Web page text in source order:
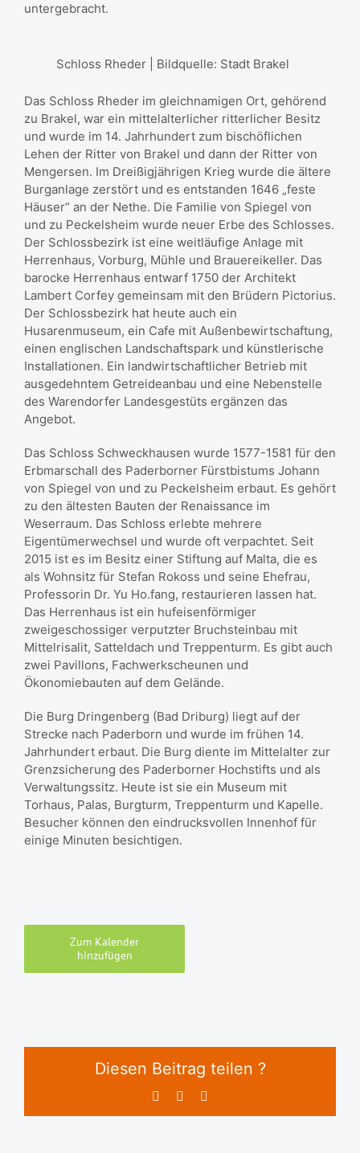
untergebracht.
Schloss Rheder | Bildquelle: Stadt Brakel
Das Schloss Rheder im gleichnamigen Ort, gehörend
zu Brakel, war ein mittelalterlicher ritterlicher Besitz
und wurde im 14. Jahrhundert zum bischöflichen
Lehen der Ritter von Brakel und dann der Ritter von
Mengersen. Im Dreißigjährigen Krieg wurde die ältere
Burganlage zerstört und es entstanden 1646 „feste
Häuser“ an der Nethe. Die Familie von Spiegel von
und zu Peckelsheim wurde neuer Erbe des Schlosses.
Der Schlossbezirk ist eine weitläufige Anlage mit
Herrenhaus, Vorburg, Mühle und Brauereikeller. Das
barocke Herrenhaus entwarf 1750 der Architekt
Lambert Corfey gemeinsam mit den Brüdern Pictorius.
Der Schlossbezirk hat heute auch ein
Husarenmuseum, ein Cafe mit Außenbewirtschaftung,
einen englischen Landschaftspark und künstlerische
Installationen. Ein landwirtschaftlicher Betrieb mit
ausgedehntem Getreideanbau und eine Nebenstelle
des Warendorfer Landesgestüts ergänzen das
Angebot.
Das Schloss Schweckhausen wurde 1577-1581 für den
Erbmarschall des Paderborner Fürstbistums Johann
von Spiegel von und zu Peckelsheim erbaut. Es gehört
zu den ältesten Bauten der Renaissance im
Weserraum. Das Schloss erlebte mehrere
Eigentümerwechsel und wurde oft verpachtet. Seit
2015 ist es im Besitz einer Stiftung auf Malta, die es
als Wohnsitz für Stefan Rokoss und seine Ehefrau,
Professorin Dr. Yu Ho.fang, restaurieren lassen hat.
Das Herrenhaus ist ein hufeisenförmiger
zweigeschossiger verputzter Bruchsteinbau mit
Mittelrisalit, Satteldach und Treppenturm. Es gibt auch
zwei Pavillons, Fachwerkscheunen und
Ökonomiebauten auf dem Gelände.
Die Burg Dringenberg (Bad Driburg) liegt auf der
Strecke nach Paderborn und wurde im frühen 14.
Jahrhundert erbaut. Die Burg diente im Mittelalter zur
Grenzsicherung des Paderborner Hochstifts und als
Verwaltungssitz. Heute ist sie ein Museum mit
Torhaus, Palas, Burgturm, Treppenturm und Kapelle.
Besucher können den eindrucksvollen Innenhof für
einige Minuten besichtigen.
Zum Kalender
hinzufügen
Diesen Beitrag teilen ?
Facebook